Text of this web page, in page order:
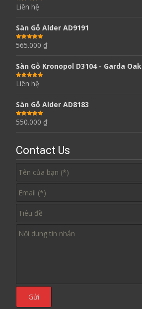
Được xếp
hạng 5.00 5
Liên hệ
Sàn Gỗ Alder AD9191
Được xếp
hạng5.005
565.000 ₫
Sàn Gỗ Kronopol D3104 - Garda Oak
Được xếp
hạng 5.00 5
Liên hệ
Sàn Gỗ Alder AD8183
Được xếp
hạng5.005
550.000 ₫
Contact Us